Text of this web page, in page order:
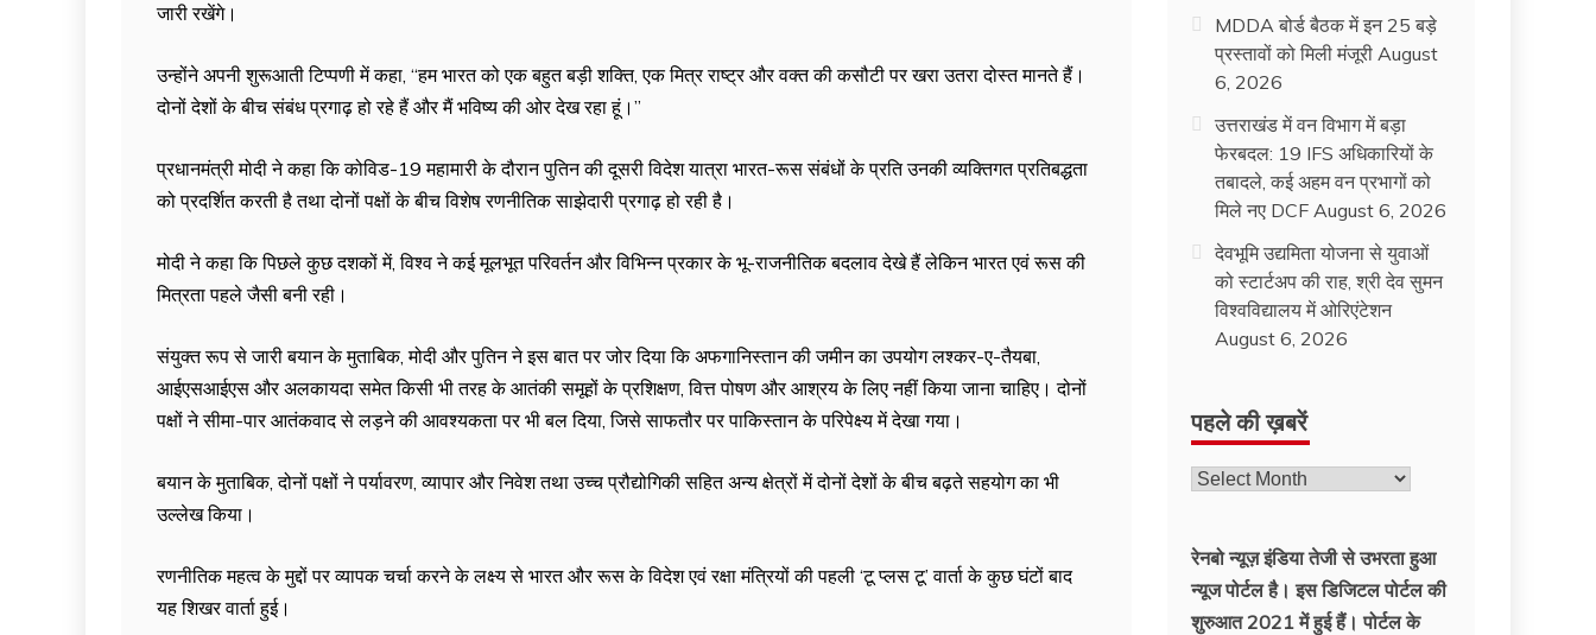
जारी रखेंगे।
उन्होंने अपनी शुरूआती टिप्पणी में कहा, ‘‘हम भारत को एक बहुत बड़ी शक्ति, एक मित्र राष्ट्र और वक्त की कसौटी पर खरा उतरा दोस्त मानते हैं।
दोनों देशों के बीच संबंध प्रगाढ़ हो रहे हैं और मैं भविष्य की ओर देख रहा हूं।’’
प्रधानमंत्री मोदी ने कहा कि कोविड-19 महामारी के दौरान पुतिन की दूसरी विदेश यात्रा भारत-रूस संबंधों के प्रति उनकी व्यक्तिगत प्रतिबद्धता
को प्रदर्शित करती है तथा दोनों पक्षों के बीच विशेष रणनीतिक साझेदारी प्रगाढ़ हो रही है।
मोदी ने कहा कि पिछले कुछ दशकों में, विश्व ने कई मूलभूत परिवर्तन और विभिन्न प्रकार के भू-राजनीतिक बदलाव देखे हैं लेकिन भारत एवं रूस की
मित्रता पहले जैसी बनी रही।
संयुक्त रूप से जारी बयान के मुताबिक, मोदी और पुतिन ने इस बात पर जोर दिया कि अफगानिस्तान की जमीन का उपयोग लश्कर-ए-तैयबा,
आईएसआईएस और अलकायदा समेत किसी भी तरह के आतंकी समूहों के प्रशिक्षण, वित्त पोषण और आश्रय के लिए नहीं किया जाना चाहिए। दोनों
पक्षों ने सीमा-पार आतंकवाद से लड़ने की आवश्यकता पर भी बल दिया, जिसे साफतौर पर पाकिस्तान के परिपेक्ष्य में देखा गया।
बयान के मुताबिक, दोनों पक्षों ने पर्यावरण, व्यापार और निवेश तथा उच्च प्रौद्योगिकी सहित अन्य क्षेत्रों में दोनों देशों के बीच बढ़ते सहयोग का भी
उल्लेख किया।
रणनीतिक महत्व के मुद्दों पर व्यापक चर्चा करने के लक्ष्य से भारत और रूस के विदेश एवं रक्षा मंत्रियों की पहली ‘टू प्लस टू’ वार्ता के कुछ घंटों बाद
यह शिखर वार्ता हुई।
MDDA बोर्ड बैठक में इन 25 बड़े
प्रस्तावों को मिली मंजूरी August
6, 2026
उत्तराखंड में वन विभाग में बड़ा
फेरबदल: 19 IFS अधिकारियों के
तबादले, कई अहम वन प्रभागों को
मिले नए DCF August 6, 2026
देवभूमि उद्यमिता योजना से युवाओं
को स्टार्टअप की राह, श्री देव सुमन
विश्वविद्यालय में ओरिएंटेशन
August 6, 2026
पहले की ख़बरें
रेनबो न्यूज़ इंडिया तेजी से उभरता हुआ
न्‍यूज पोर्टल है। इस डिजिटल पोर्टल की
शुरुआत 2021 में हुई हैं। पोर्टल के